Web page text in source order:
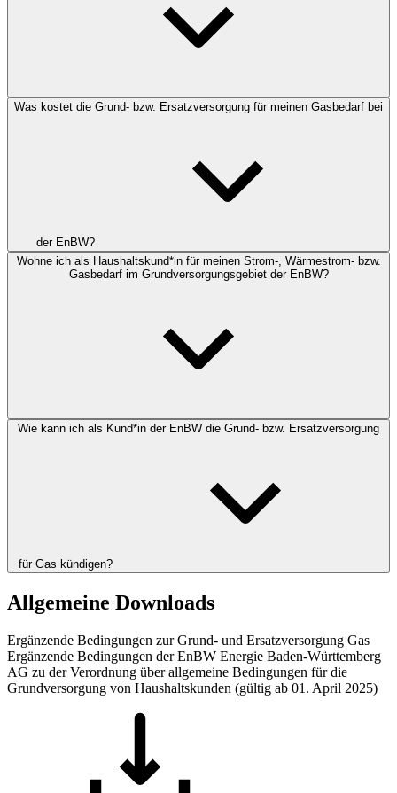
Was kostet die Grund- bzw. Ersatzversorgung für meinen Gasbedarf bei
der EnBW?
Wohne ich als Haushaltskund*in für meinen Strom-, Wärmestrom- bzw.
Gasbedarf im Grundversorgungsgebiet der EnBW?
Wie kann ich als Kund*in der EnBW die Grund- bzw. Ersatzversorgung
für Gas kündigen?
Allgemeine Downloads
Ergänzende Bedingungen zur Grund- und Ersatzversorgung Gas
Ergänzende Bedingungen der EnBW Energie Baden-Württemberg
AG zu der Verordnung über allgemeine Bedingungen für die
Grundversorgung von Haushaltskunden (gültig ab 01. April 2025)